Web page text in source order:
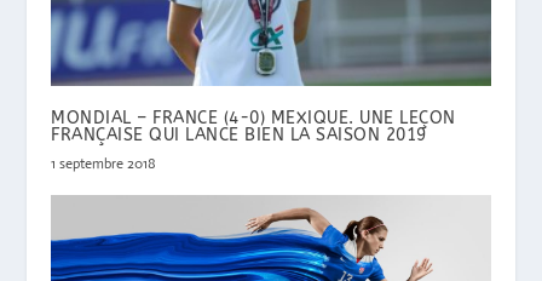
MONDIAL – FRANCE (4-0) MEXIQUE. UNE LEÇON
FRANÇAISE QUI LANCE BIEN LA SAISON 2019
1 septembre 2018